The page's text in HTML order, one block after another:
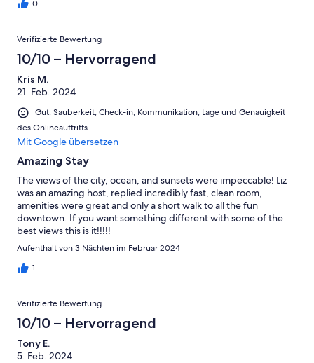
0
Verifizierte Bewertung
10/10 – Hervorragend
Kris M.
21. Feb. 2024
Gut: Sauberkeit, Check-in, Kommunikation, Lage und Genauigkeit
des Onlineauftritts
Mit Google übersetzen
Amazing Stay
The views of the city, ocean, and sunsets were impeccable! Liz
was an amazing host, replied incredibly fast, clean room,
amenities were great and only a short walk to all the fun
downtown. If you want something different with some of the
best views this is it!!!!!
Aufenthalt von 3 Nächten im Februar 2024
1
Verifizierte Bewertung
10/10 – Hervorragend
Tony E.
5. Feb. 2024